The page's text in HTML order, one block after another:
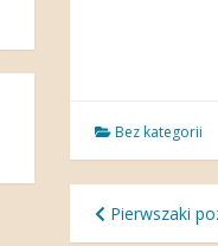
Bez kategorii
Pierwszaki